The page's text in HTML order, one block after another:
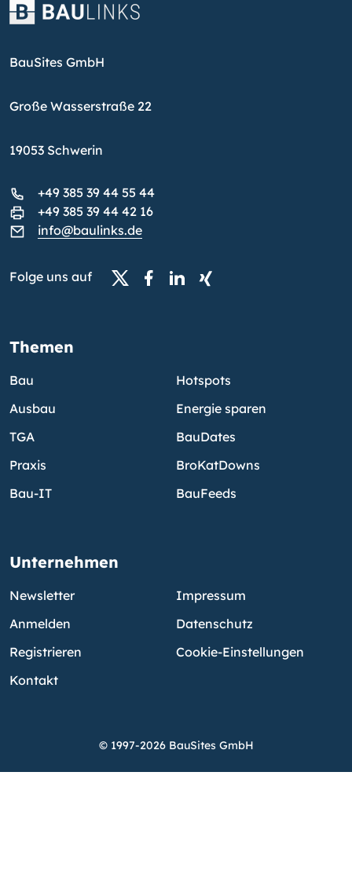
BauSites GmbH
Große Wasserstraße 22
19053 Schwerin
+49 385 39 44 55 44
+49 385 39 44 42 16
info@baulinks.de
Folge uns auf
Themen
Bau
Ausbau
TGA
Praxis
Bau-IT
Hotspots
Energie sparen
BauDates
BroKatDowns
BauFeeds
Unternehmen
Newsletter
Anmelden
Registrieren
Kontakt
Impressum
Datenschutz
Cookie-Einstellungen
© 1997-2026 BauSites GmbH